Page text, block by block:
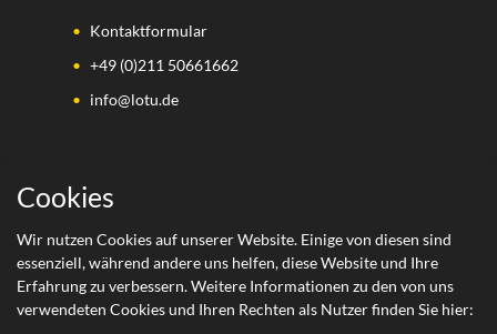
Kontaktformular
+49 (0)211 50661662
info@lotu.de
Wichtige Links
Versand
Retoure
Cookies
Wir nutzen Cookies auf unserer Website. Einige von diesen sind
essenziell, während andere uns helfen, diese Website und Ihre
Erfahrung zu verbessern. Weitere Informationen zu den von uns
verwendeten Cookies und Ihren Rechten als Nutzer finden Sie hier: